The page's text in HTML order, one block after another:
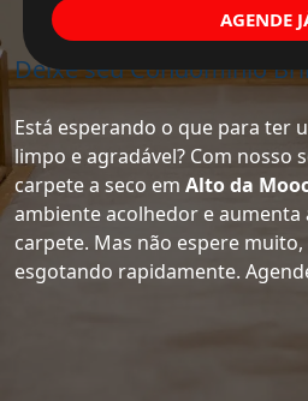
Deixe seu Condomínio
Está esperando o que para ter
limpo e agradável? Com nosso
carpete a seco em Alto da
ambiente acolhedor e aumenta
carpete. Mas não espere
esgotando rapidamente.
AGENDE